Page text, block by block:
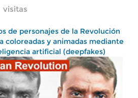
visitas
de personajes de la Revolución
coloreadas y animadas mediante
artificial (deepfakes)